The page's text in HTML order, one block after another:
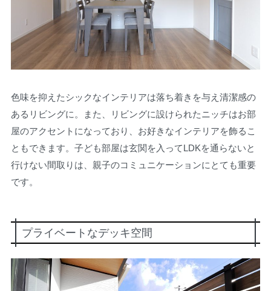
色味を抑えたシックなインテリアは落ち着きを与え清潔感の
あるリビングに。また、リビングに設けられたニッチはお部
屋のアクセントになっており、お好きなインテリアを飾るこ
ともできます。子ども部屋は玄関を入ってLDKを通らないと
行けない間取りは、親子のコミュニケーションにとても重要
です。
プライベートなデッキ空間